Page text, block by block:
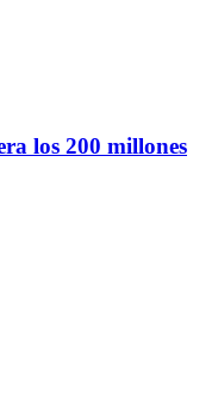
los 200 millones